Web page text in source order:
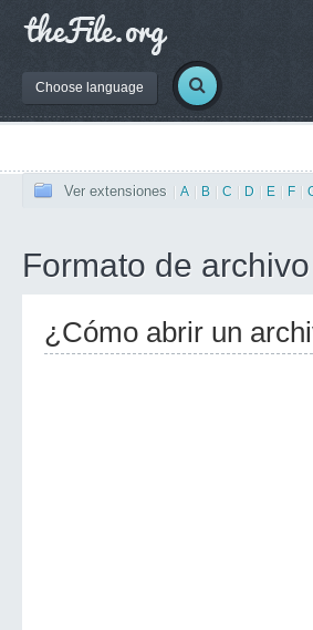
Choose language
Ver extensiones A B C D E F
Formato de
¿Cómo abrir un